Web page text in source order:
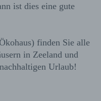
ist dies eine gute
finden Sie alle
in Zeeland und
Urlaub!